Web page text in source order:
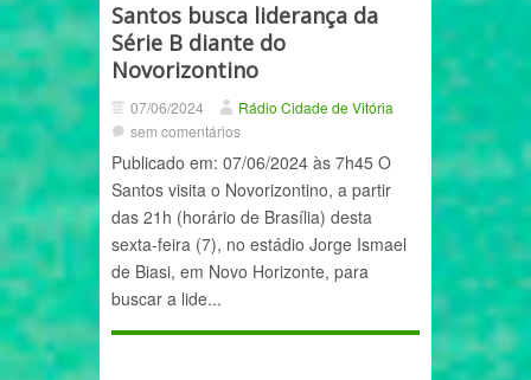
Santos busca liderança da
Série B diante do
Novorizontino
07/06/2024
Rádio Cidade de Vitória
sem comentários
Publicado em: 07/06/2024 às 7h45 O
Santos visita o Novorizontino, a partir
das 21h (horário de Brasília) desta
sexta-feira (7), no estádio Jorge Ismael
de Biasi, em Novo Horizonte, para
buscar a lide...